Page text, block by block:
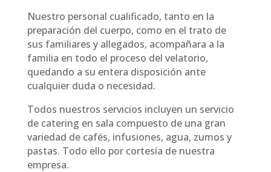
Nuestro personal cualificado, tanto en la
preparación del cuerpo, como en el trato de
sus familiares y allegados, acompañara a la
familia en todo el proceso del velatorio,
quedando a su entera disposición ante
cualquier duda o necesidad.
Todos nuestros servicios incluyen un servicio
de catering en sala compuesto de una gran
variedad de cafés, infusiones, agua, zumos y
pastas. Todo ello por cortesía de nuestra
empresa.